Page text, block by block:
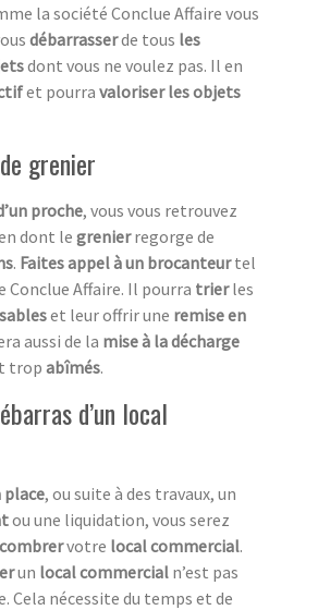
la société Conclue Affaire vous
débarrasserde tous les
dont vous ne voulez pas. Il en
et pourra valoriser les objets
grenier
proche, vous vous retrouvez
dont le grenierregorge de
. Faites appel à un brocanteurtel
Conclue Affaire. Il pourra trierles
et leur offrir une remise en
aussi de la mise à la décharge
trop abîmés.
d’un local
place, ou suite à des travaux, un
ou une liquidation, vous serez
votre local commercial.
un local commercial n’est pas
Cela nécessite du temps et de